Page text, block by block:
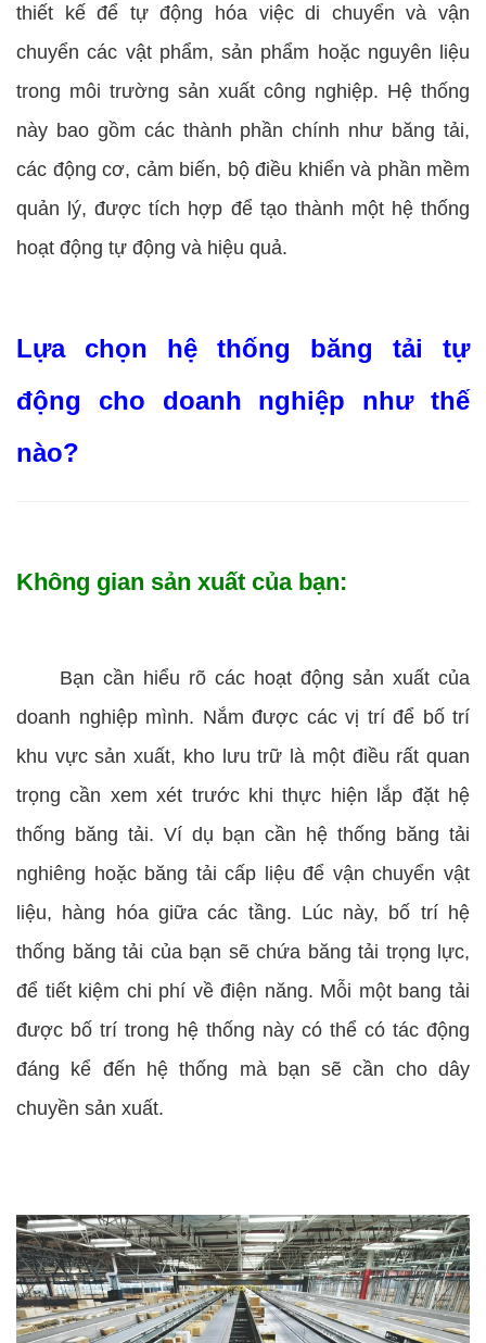
thiết kế để tự động hóa việc di chuyển và vận
chuyển các vật phẩm, sản phẩm hoặc nguyên liệu
trong môi trường sản xuất công nghiệp. Hệ thống
này bao gồm các thành phần chính như băng tải,
các động cơ, cảm biến, bộ điều khiển và phần mềm
quản lý, được tích hợp để tạo thành một hệ thống
hoạt động tự động và hiệu quả.
Lựa chọn hệ thống băng tải tự
động cho doanh nghiệp như thế
nào?
Không gian sản xuất của bạn:
Bạn cần hiểu rõ các hoạt động sản xuất của
doanh nghiệp mình. Nắm được các vị trí để bố trí
khu vực sản xuất, kho lưu trữ là một điều rất quan
trọng cần xem xét trước khi thực hiện lắp đặt hệ
thống băng tải. Ví dụ bạn cần hệ thống băng tải
nghiêng hoặc băng tải cấp liệu để vận chuyển vật
liệu, hàng hóa giữa các tầng. Lúc này, bố trí hệ
thống băng tải của bạn sẽ chứa băng tải trọng lực,
để tiết kiệm chi phí về điện năng. Mỗi một bang tải
được bố trí trong hệ thống này có thể có tác động
đáng kể đến hệ thống mà bạn sẽ cần cho dây
chuyền sản xuất.